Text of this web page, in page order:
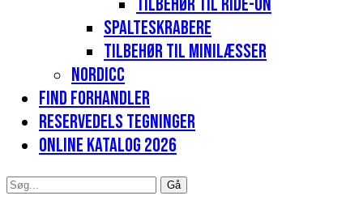
Spalteskrabere
Tilbehør til minilæsser
Nordicc
Find forhandler
Reservedels tegninger
Online katalog 2026